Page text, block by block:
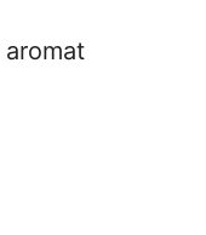
aromat